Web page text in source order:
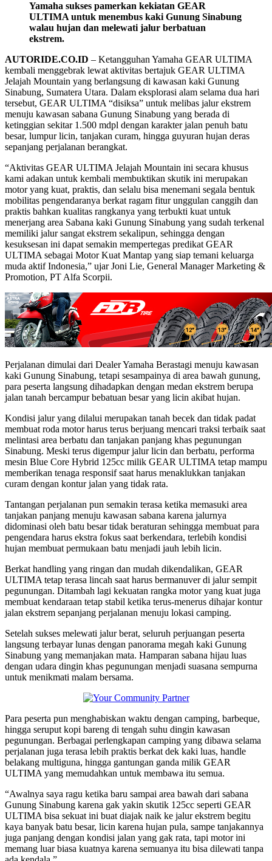
Yamaha sukses pamerkan kekiatan GEAR
ULTIMA untuk menembus kaki Gunung Sinabung
walau hujan dan melewati jalur berbatuan
ekstrem.
AUTORIDE.CO.ID – Ketangguhan Yamaha GEAR ULTIMA
kembali menggebrak lewat aktivitas bertajuk GEAR ULTIMA
Jelajah Mountain yang berlangsung di kawasan kaki Gunung
Sinabung, Sumatera Utara. Dalam eksplorasi alam selama dua hari
tersebut, GEAR ULTIMA “disiksa” untuk melibas jalur ekstrem
menuju kawasan sabana Gunung Sinabung yang berada di
ketinggian sekitar 1.500 mdpl dengan karakter jalan penuh batu
besar, lumpur licin, tanjakan curam, hingga guyuran hujan deras
sepanjang perjalanan berangkat.
“Aktivitas GEAR ULTIMA Jelajah Mountain ini secara khusus
kami adakan untuk kembali membuktikan skutik ini merupakan
motor yang kuat, praktis, dan selalu bisa menemani segala bentuk
mobilitas pengendaranya berkat ragam fitur unggulan canggih dan
praktis bahkan kualitas rangkanya yang terbukti kuat untuk
menerjang area Sabana kaki Gunung Sinabung yang sudah terkenal
memiliki jalur sangat ekstrem sekalipun, sehingga dengan
kesuksesan ini dapat semakin mempertegas predikat GEAR
ULTIMA sebagai Motor Kuat Mantap yang siap temani keluarga
muda aktif Indonesia,” ujar Joni Lie, General Manager Marketing &
Promotion, PT Alfa Scorpii.
Perjalanan dimulai dari Dealer Yamaha Berastagi menuju kawasan
kaki Gunung Sinabung, tetapi sesampainya di area bawah gunung,
para peserta langsung dihadapkan dengan medan ekstrem berupa
jalan tanah bercampur bebatuan besar yang licin akibat hujan.
Kondisi jalur yang dilalui merupakan tanah becek dan tidak padat
membuat roda motor harus terus berjuang mencari traksi terbaik saat
melintasi area berbatu dan tanjakan panjang khas pegunungan
Sinabung. Meski terus digempur jalur licin dan berbatu, performa
mesin Blue Core Hybrid 125cc milik GEAR ULTIMA tetap mampu
memberikan tenaga responsif saat harus menaklukkan tanjakan
curam dengan kontur jalan yang tidak rata.
Tantangan perjalanan pun semakin terasa ketika memasuki area
tanjakan panjang menuju kawasan sabana karena jalurnya
didominasi oleh batu besar tidak beraturan sehingga membuat para
pengendara harus ekstra fokus saat berkendara, terlebih kondisi
hujan membuat permukaan batu menjadi jauh lebih licin.
Berkat handling yang ringan dan mudah dikendalikan, GEAR
ULTIMA tetap terasa lincah saat harus bermanuver di jalur sempit
pegunungan. Ditambah lagi kekuatan rangka motor yang kuat juga
membuat kendaraan tetap stabil ketika terus-menerus dihajar kontur
jalan ekstrem sepanjang perjalanan menuju lokasi camping.
Setelah sukses melewati jalur berat, seluruh perjuangan peserta
langsung terbayar lunas dengan panorama megah kaki Gunung
Sinabung yang memanjakan mata. Hamparan sabana hijau luas
dengan udara dingin khas pegunungan menjadi suasana sempurna
untuk menikmati malam bersama.
Para peserta pun menghabiskan waktu dengan camping, barbeque,
hingga seruput kopi bareng di tengah suhu dingin kawasan
pegunungan. Berbagai perlengkapan camping yang dibawa selama
perjalanan juga terasa lebih praktis berkat dek kaki luas, handle
belakang multiguna, hingga gantungan ganda milik GEAR
ULTIMA yang memudahkan untuk membawa itu semua.
“Awalnya saya ragu ketika baru sampai area bawah dari sabana
Gunung Sinabung karena gak yakin skutik 125cc seperti GEAR
ULTIMA bisa sekuat ini buat diajak naik ke jalur ekstrem begitu
kaya banyak batu besar, licin karena hujan pula, sampe tanjakannya
juga panjang dengan kondisi jalan yang gak rata, tapi motor ini
memang luar biasa kuatnya karena semuanya itu bisa dilewati tanpa